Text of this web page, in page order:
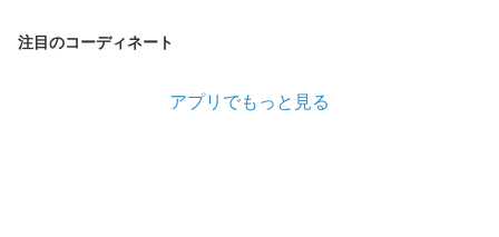
注目のコーディネート
アプリでもっと見る